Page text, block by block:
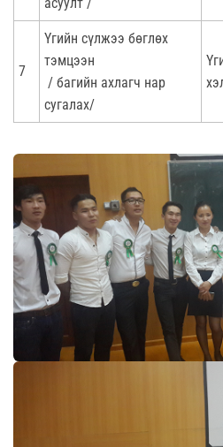
7
Үгийн сүлжээ бөглөх
тэмцээн
/ багийн ахлагч нар
сугалах/